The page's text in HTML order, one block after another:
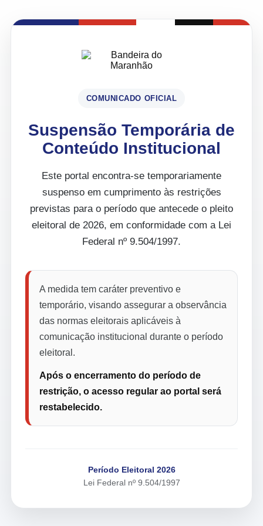
COMUNICADO OFICIAL
Suspensão Temporária de
Conteúdo Institucional
Este portal encontra-se temporariamente
suspenso em cumprimento às restrições
previstas para o período que antecede o pleito
eleitoral de 2026, em conformidade com a Lei
Federal nº 9.504/1997.
A medida tem caráter preventivo e
temporário, visando assegurar a observância
das normas eleitorais aplicáveis à
comunicação institucional durante o período
eleitoral.
Após o encerramento do período de
restrição, o acesso regular ao portal será
restabelecido.
Período Eleitoral 2026
Lei Federal nº 9.504/1997